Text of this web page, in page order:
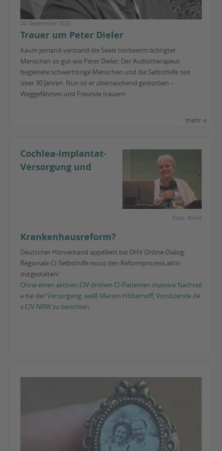
20. September 2025
Trauer um Peter Dieler
Kaum jemand verstand die Seele hörbeeinträchtigter
Menschen so gut wie Peter Dieler. Der Audiotherapeut
begleitete schwerhörige Menschen und die Selbsthilfe seit
über 30 Jahren. Nun ist er überraschend gestorben –
Weggefährten und Freunde trauern.
mehr
Foto: Rinke
Cochlea-Implantat-
Versorgung und
Krankenhausreform?
Deutscher Hörverband appelliert bei DHV Online-Dialog:
Regionale CI-Selbsthilfe muss den Reformprozess aktiv
mitgestalten!
Ohne einen aktiven CIV drohen CI-Patienten massive Nachteil
e bei der Versorgung, weiß Marion Hölterhoff, Vorsitzende de
s CIV NRW zu berichten.